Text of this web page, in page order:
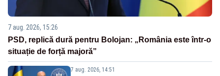
7 aug. 2026, 15:26
PSD, replică dură pentru Bolojan: „România este într-o
situație de forță majoră”
7 aug. 2026, 14:51